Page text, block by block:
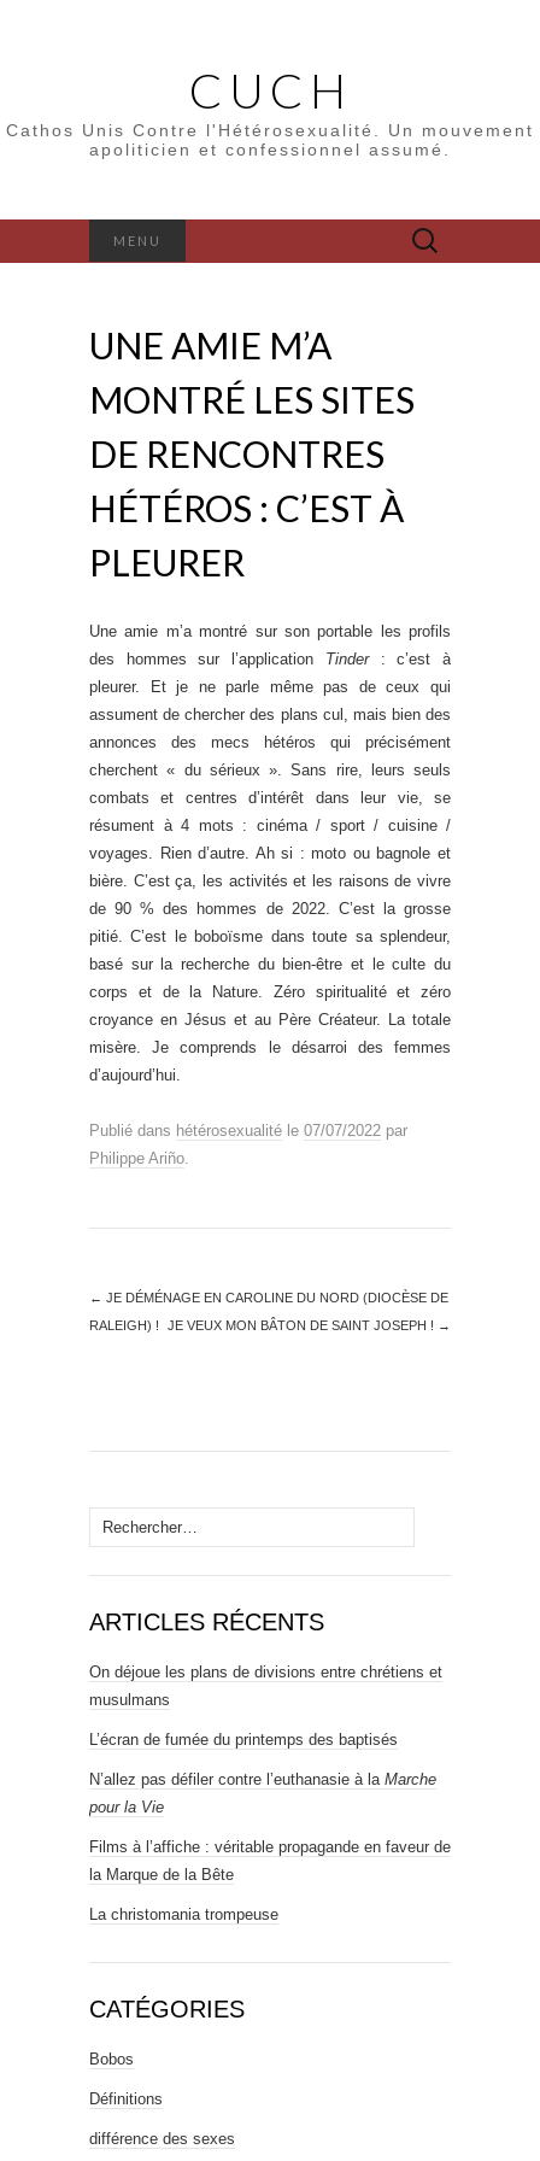
CUCH
Cathos Unis Contre l'Hétérosexualité. Un mouvement
apoliticien et confessionnel assumé.
MENU Rechercher :
UNE AMIE M’A
MONTRÉ LES SITES
DE RENCONTRES
HÉTÉROS : C’EST À
PLEURER
Une amie m’a montré sur son portable les profils
des hommes sur l’application Tinder: c’est à
pleurer. Et je ne parle même pas de ceux qui
assument de chercher des plans cul, mais bien des
annonces des mecs hétéros qui précisément
cherchent « du sérieux ». Sans rire, leurs seuls
combats et centres d’intérêt dans leur vie, se
résument à 4 mots : cinéma / sport / cuisine /
voyages. Rien d’autre. Ah si : moto ou bagnole et
bière. C’est ça, les activités et les raisons de vivre
de 90 % des hommes de 2022. C’est la grosse
pitié. C’est le boboïsme dans toute sa splendeur,
basé sur la recherche du bien-être et le culte du
corps et de la Nature. Zéro spiritualité et zéro
croyance en Jésus et au Père Créateur. La totale
misère. Je comprends le désarroi des femmes
d’aujourd’hui.
Publié dans hétérosexualité le 07/07/2022 par
Philippe Ariño.
← JE DÉMÉNAGE EN CAROLINE DU NORD (DIOCÈSE DE
RALEIGH) !
JE VEUX MON BÂTON DE SAINT JOSEPH ! →
Rechercher :
ARTICLES RÉCENTS
On déjoue les plans de divisions entre chrétiens et
musulmans
L’écran de fumée du printemps des baptisés
N’allez pas défiler contre l’euthanasie à la Marche
pour la Vie
Films à l’affiche : véritable propagande en faveur de
la Marque de la Bête
La christomania trompeuse
CATÉGORIES
Bobos
Définitions
différence des sexes